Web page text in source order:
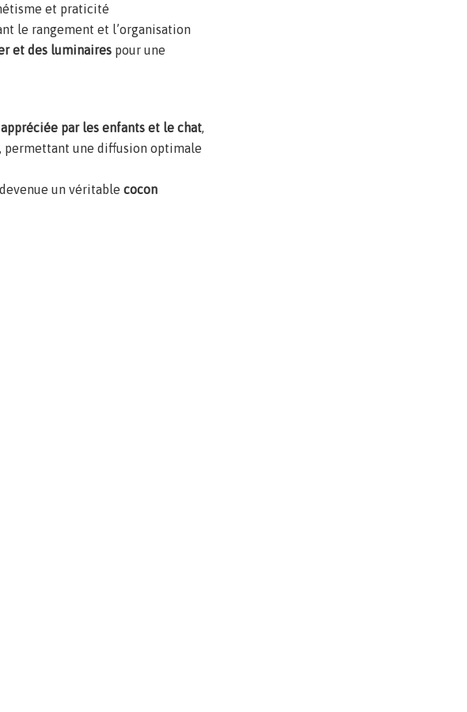
et praticité
le rangement et l’organisation
et des luminaires pour une
par les enfants et le chat
, permettant une diffusion optimale
un véritablecocon